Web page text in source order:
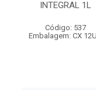
INTEGRAL 1L
Código: 537
Embalagem: CX